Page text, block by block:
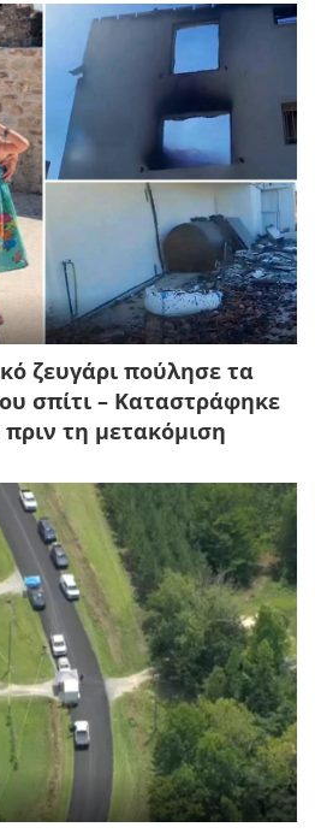
ζευγάρι πούλησε τα
σπίτι – Καταστράφηκε
τη μετακόμιση